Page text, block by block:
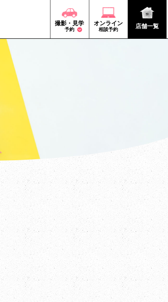
撮影・見学
予約
オンライン
相談予約 店舗一覧